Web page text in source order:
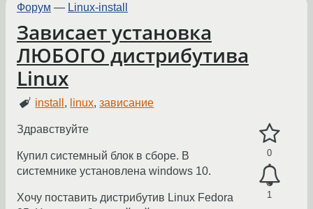
Форум — Linux-install
Зависает установка
ЛЮБОГО дистрибутива
Linux
install , linux,зависание
0
1
Здравствуйте
Купил системный блок в сборе. В
системнике установлена windows 10.
Хочу поставить дистрибутив Linux Fedora